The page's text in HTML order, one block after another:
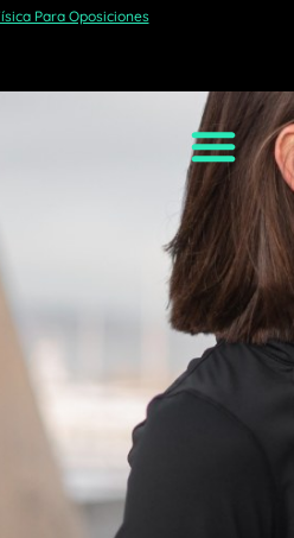
Para Oposiciones